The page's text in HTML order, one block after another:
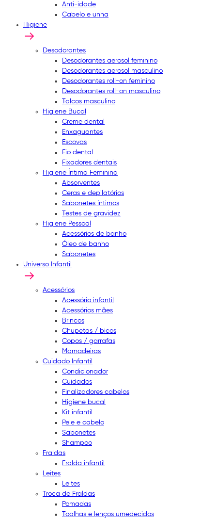
Anti-idade
Cabelo e unha
Higiene
Desodorantes
Desodorantes aerosol feminino
Desodorantes aerosol masculino
Desodorantes roll-on feminino
Desodorantes roll-on masculino
Talcos masculino
Higiene Bucal
Creme dental
Enxaguantes
Escovas
Fio dental
Fixadores dentais
Higiene Íntima Feminina
Absorventes
Ceras e depilatórios
Sabonetes íntimos
Testes de gravidez
Higiene Pessoal
Acessórios de banho
Óleo de banho
Sabonetes
Universo Infantil
Acessórios
Acessório infantil
Acessórios mães
Brincos
Chupetas / bicos
Copos / garrafas
Mamadeiras
Cuidado Infantil
Condicionador
Cuidados
Finalizadores cabelos
Higiene bucal
Kit infantil
Pele e cabelo
Sabonetes
Shampoo
Fraldas
Fralda infantil
Leites
Leites
Troca de Fraldas
Pomadas
Toalhas e lenços umedecidos